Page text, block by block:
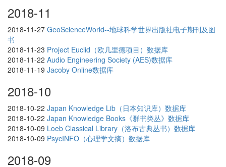
2018-11
2018-11-27 GeoScienceWorld--地球科学世界出版社电子期刊及图
书
2018-11-23 Project Euclid（欧几里德项目）数据库
2018-11-22 Audio Engineering Society (AES)数据库
2018-11-19 Jacoby Online数据库
2018-10
2018-10-22 Japan Knowledge Lib（日本知识库）数据库
2018-10-22 Japan Knowledge Books《群书类丛》数据库
2018-10-09 Loeb Classical Library（洛布古典丛书）数据库
2018-10-09 PsycINFO（心理学文摘）数据库
2018-09